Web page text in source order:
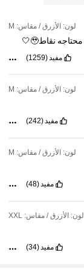
لون: الأزرق / مقاس: M
محتاجه نقاط🥹🤍
مفيد(1259)
لون: الأزرق / مقاس: M
مفيد(242)
لون: الأزرق / مقاس: M
مفيد(48)
لون: الأزرق / مقاس: XXL
مفيد(34)